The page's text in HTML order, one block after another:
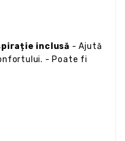
inclusă - Ajută
- Poate fi